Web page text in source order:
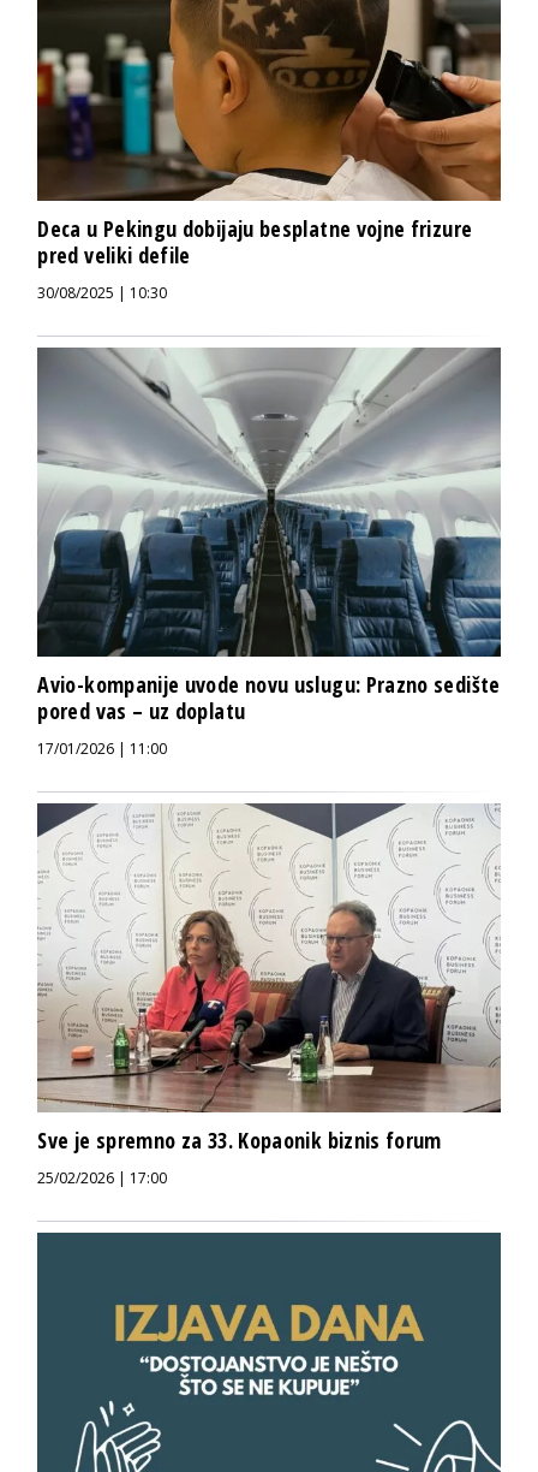
Deca u Pekingu dobijaju besplatne vojne frizure
pred veliki defile
30/08/2025 | 10:30
Avio-kompanije uvode novu uslugu: Prazno sedište
pored vas – uz doplatu
17/01/2026 | 11:00
Sve je spremno za 33. Kopaonik biznis forum
25/02/2026 | 17:00